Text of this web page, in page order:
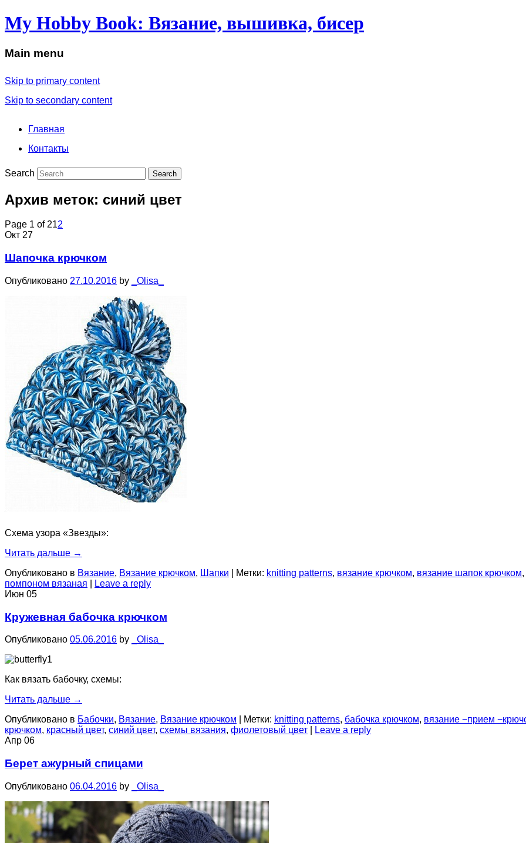
My Hobby Book: Вязание, вышивка, бисер
Main menu
Skip to primary content
Skip to secondary content
Главная
Контакты
Search
Архив меток: синий цвет
Page 1 of 212
Окт 27
Шапочка крючком
Опубликовано 27.10.2016 by _Olisa_
Схема узора «Звезды»:
Читать дальше →
Опубликовано в Вязание, Вязание крючком, Шапки Метки: knitting patterns, вязание крючком, вязание шапок крючком,
помпоном вязаная
Leave a reply
Июн 05
Кружевная бабочка крючком
Опубликовано 05.06.2016 by _Olisa_
Как вязать бабочку, схемы:
Читать дальше →
Опубликовано в Бабочки, Вязание, Вязание крючком Метки: knitting patterns, бабочка крючком, вязание −прием
крючком, красный цвет, синий цвет, схемы вязания, фиолетовый цвет
Leave a reply
Апр 06
Берет ажурный спицами
Опубликовано 06.04.2016 by _Olisa_